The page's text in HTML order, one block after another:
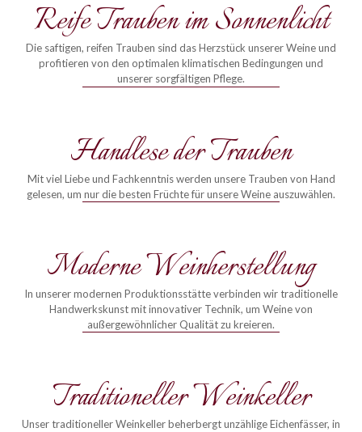
Reife Trauben im Sonnenlicht
Die saftigen, reifen Trauben sind das Herzstück unserer Weine und
profitieren von den optimalen klimatischen Bedingungen und
unserer sorgfältigen Pflege.
Handlese der Trauben
Mit viel Liebe und Fachkenntnis werden unsere Trauben von Hand
gelesen, um nur die besten Früchte für unsere Weine auszuwählen.
Moderne Weinherstellung
In unserer modernen Produktionsstätte verbinden wir traditionelle
Handwerkskunst mit innovativer Technik, um Weine von
außergewöhnlicher Qualität zu kreieren.
Traditioneller Weinkeller
Unser traditioneller Weinkeller beherbergt unzählige Eichenfässer, in